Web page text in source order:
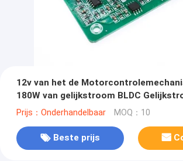
12v van het de
180W van gelijkstroom BLDC
Controlemechanismen de In drie
Prijs：Onderhandelbaar MOQ：10
Beste prijs